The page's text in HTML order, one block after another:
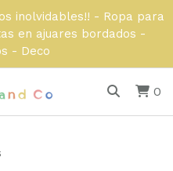
inolvidables!! - Ropa para
en ajuares bordados -
- Deco
0